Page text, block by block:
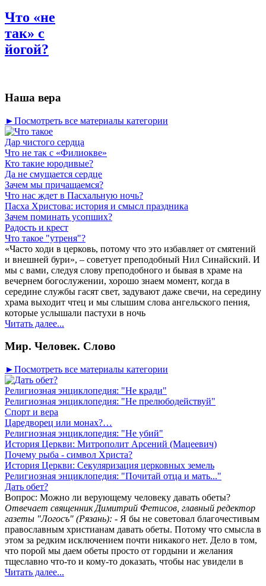
Что «не
так» с
йогой?
Наша вера
►Посмотреть все материалы категории
Дар чистого сердца
Что не так с «Филиокве»
Кто такие юродивые?
Да не смущается сердце
Зачем мы причащаемся?
Что нас ждет в Пасхальную ночь?
Пасха Христова: история и смысл праздника
Зачем поминать усопших?
Радость и крест
Что такое "утреня"?
«Часто ходи в церковь, потому что это избавляет от смятений
и внешней бури», – советует преподобный Нил Синайский. И
мы с вами, следуя слову преподобного и бывая в храме на
вечернем богослужении, хорошо знаем момент, когда в
середине службы гасят свет, задувают даже свечи, на середину
храма выходит чтец и мы слышим слова ангельского пения,
которые услышали пастухи в ночь
Читать далее...
Мир. Человек. Слово
►Посмотреть все материалы категории
Религиозная энциклопедия: "Не кради"
Религиозная энциклопедия: "Не прелюбодействуй"
Спорт и вера
Царедворец или монах?…
Религиозная энциклопедия: "Не убий"
История Церкви: Митрополит Арсений (Мацеевич)
Почему рыба - символ Христа?
История Церкви: Секуляризация церковных земель
Религиозная энциклопедия: "Почитай отца и мать..."
Дать обет?
Вопрос: Можно ли верующему человеку давать обеты?
Отвечает священник Димитрий Фетисов, главный редектор
газеты "Логосъ" (Рязань): - Я бы не советовал благочестивым
православным христианам давать обеты. Потому что смысла в
этом за редким исключением почти никакого нет. Дело в том,
что порой мы даем обеты просто от гордыни и желания
тщеславно что-то и кому-то доказать, чтобы нас увидели в
Читать далее...